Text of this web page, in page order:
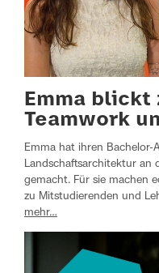
Emma blickt
Teamwork
Emma hat ihren Bachelor-
Landschaftsarchitektur an
gemacht. Für sie machen
zu Mitstudierenden und
mehr…